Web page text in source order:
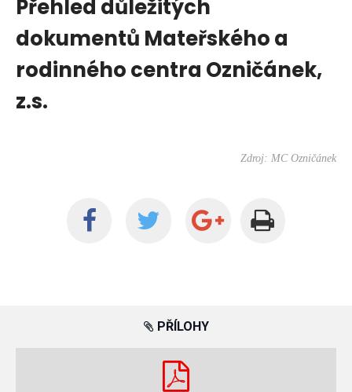
Přehled důležitých
dokumentů Mateřského a
rodinného centra Ozničánek,
z.s.
Zdroj: MC Ozničánek
PŘÍLOHY